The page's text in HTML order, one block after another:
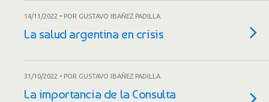
14/11/2022 • POR GUSTAVO IBAÑEZ PADILLA
La salud argentina en crisis
31/10/2022 • POR GUSTAVO IBAÑEZ PADILLA
La importancia de la Consulta